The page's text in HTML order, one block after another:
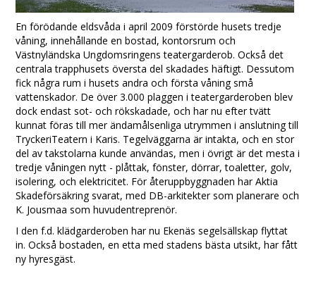
En förödande eldsvåda i april 2009 förstörde husets tredje
våning, innehållande en bostad, kontorsrum och
Västnyländska Ungdomsringens teatergarderob. Också det
centrala trapphusets översta del skadades häftigt. Dessutom
fick några rum i husets andra och första våning små
vattenskador. De över 3.000 plaggen i teatergarderoben blev
dock endast sot- och rökskadade, och har nu efter tvätt
kunnat föras till mer ändamålsenliga utrymmen i anslutning till
TryckeriTeatern i Karis. Tegelväggarna är intakta, och en stor
del av takstolarna kunde användas, men i övrigt är det mesta i
tredje våningen nytt - plåttak, fönster, dörrar, toaletter, golv,
isolering, och elektricitet. För återuppbyggnaden har Aktia
Skadeförsäkring svarat, med DB-arkitekter som planerare och
K. Jousmaa som huvudentreprenör.
I den f.d. klädgarderoben har nu Ekenäs segelsällskap flyttat
in. Också bostaden, en etta med stadens bästa utsikt, har fått
ny hyresgäst.